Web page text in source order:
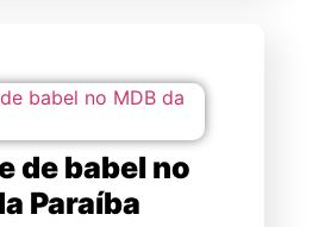
de babel no
Paraíba